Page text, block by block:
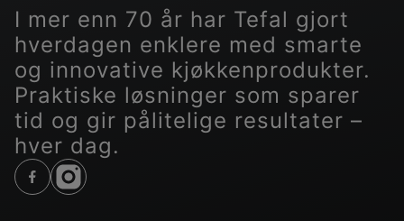
I mer enn 70 år har Tefal gjort
hverdagen enklere med smarte
og innovative kjøkkenprodukter.
Praktiske løsninger som sparer
tid og gir pålitelige resultater –
hver dag.